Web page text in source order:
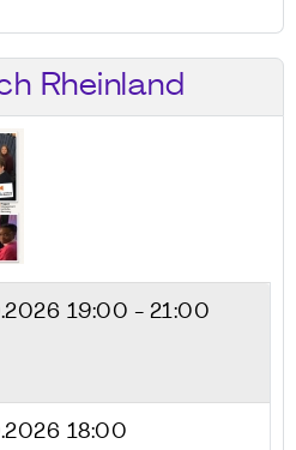
Rheinland
19:00 - 21:00
18:00